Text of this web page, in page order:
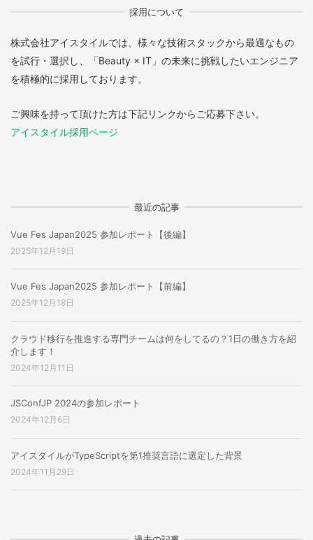
採用について
株式会社アイスタイルでは、様々な技術スタックから最適なもの
を試行・選択し、「Beauty × IT」の未来に挑戦したいエンジニア
を積極的に採用しております。
ご興味を持って頂けた方は下記リンクからご応募下さい。
アイスタイル採用ページ
最近の記事
Vue Fes Japan2025 参加レポート【後編】
2025年12月19日
Vue Fes Japan2025 参加レポート【前編】
2025年12月18日
クラウド移行を推進する専門チームは何をしてるの？1日の働き方を紹
介します！
2024年12月11日
JSConfJP 2024の参加レポート
2024年12月6日
アイスタイルがTypeScriptを第1推奨言語に選定した背景
2024年11月29日